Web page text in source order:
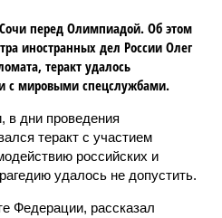
перед Олимпиадой. Об этом
иностранных дел России Олег
теракт удалось
с мировыми спецслужбами.
в дни проведения
теракт с участием
российских и
удалось не допустить.
Федерации, рассказал